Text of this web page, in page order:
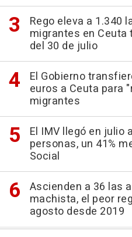
Rego eleva a 1.340
migrantes en
del 30 de julio
El Gobierno
euros a Ceuta para
migrantes
El IMV llegó en julio
personas, un 41%
Social
Ascienden a 36 las
machista, el peor
agosto desde 2019